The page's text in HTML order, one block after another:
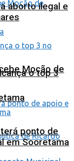
Moção de
aborto ilegal e
o top 3
ponto de
em Sooretama